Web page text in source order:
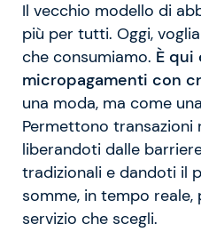
Il vecchio modello di
più per tutti. Oggi,
che consumiamo. È qui
micropagamenti con
una moda, ma come
Permettono transazioni
liberandoti dalle
tradizionali e dandoti il
somme, in tempo
servizio che scegli.